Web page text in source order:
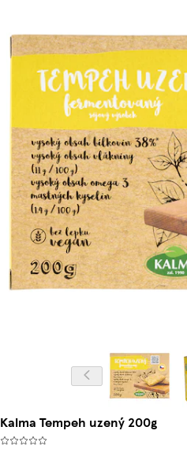
Kalma Tempeh uzený 200g